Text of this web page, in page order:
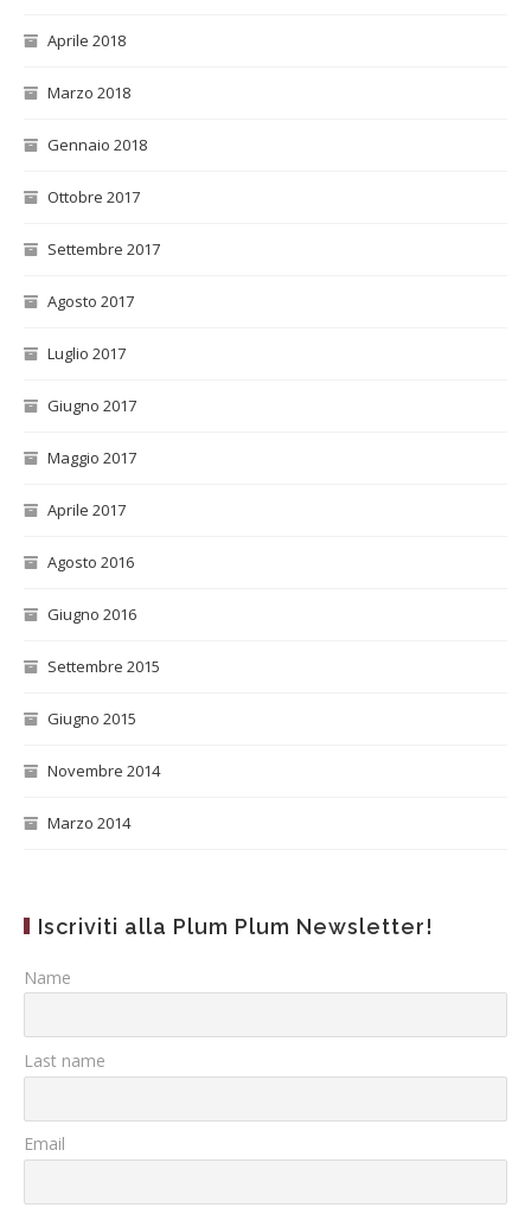
Aprile 2018
Marzo 2018
Gennaio 2018
Ottobre 2017
Settembre 2017
Agosto 2017
Luglio 2017
Giugno 2017
Maggio 2017
Aprile 2017
Agosto 2016
Giugno 2016
Settembre 2015
Giugno 2015
Novembre 2014
Marzo 2014
Iscriviti alla Plum Plum Newsletter!
Name
Last name
Email